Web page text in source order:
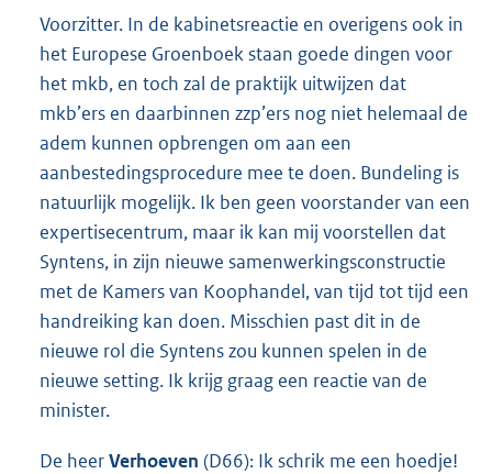
Voorzitter. In de kabinetsreactie en overigens ook in
het Europese Groenboek staan goede dingen voor
het mkb, en toch zal de praktijk uitwijzen dat
mkb’ers en daarbinnen zzp’ers nog niet helemaal de
adem kunnen opbrengen om aan een
aanbestedingsprocedure mee te doen. Bundeling is
natuurlijk mogelijk. Ik ben geen voorstander van een
expertisecentrum, maar ik kan mij voorstellen dat
Syntens, in zijn nieuwe samenwerkingsconstructie
met de Kamers van Koophandel, van tijd tot tijd een
handreiking kan doen. Misschien past dit in de
nieuwe rol die Syntens zou kunnen spelen in de
nieuwe setting. Ik krijg graag een reactie van de
minister.
De heerVerhoeven (D66): Ik schrik me een hoedje!